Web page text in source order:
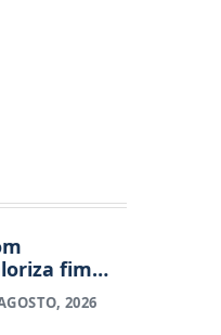
fim
físicos
2026